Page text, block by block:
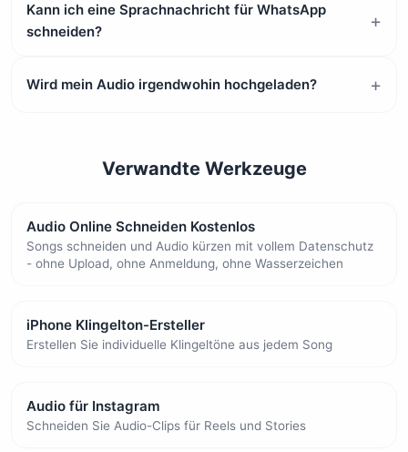
Kann ich eine Sprachnachricht für WhatsApp
schneiden?
Wird mein Audio irgendwohin hochgeladen?
Verwandte Werkzeuge
Audio Online Schneiden Kostenlos
Songs schneiden und Audio kürzen mit vollem Datenschutz
- ohne Upload, ohne Anmeldung, ohne Wasserzeichen
iPhone Klingelton-Ersteller
Erstellen Sie individuelle Klingeltöne aus jedem Song
Audio für Instagram
Schneiden Sie Audio-Clips für Reels und Stories